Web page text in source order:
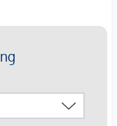
2029 befristet